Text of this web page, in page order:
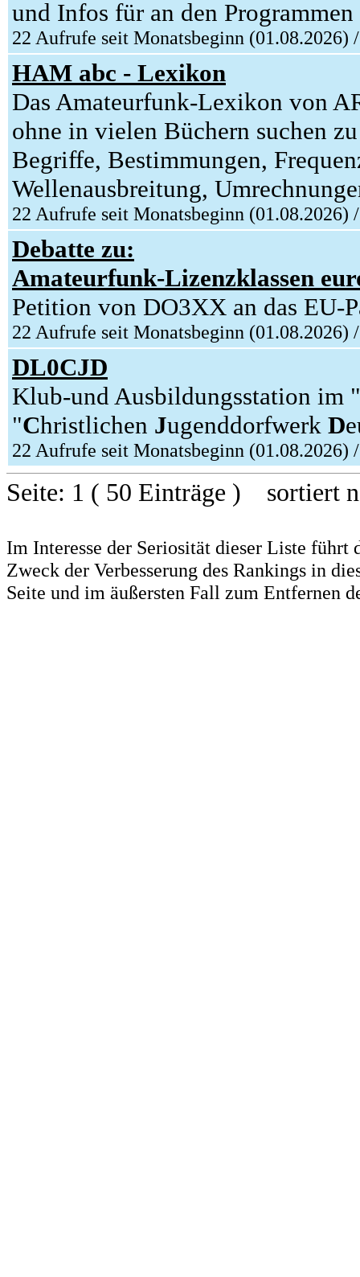
und Infos für an den Programmen
22 Aufrufe seit Monatsbeginn
HAM abc - Lexikon
Das Amateurfunk-Lexikon von
ohne in vielen Büchern suchen
Begriffe, Bestimmungen,
Wellenausbreitung,
22 Aufrufe seit Monatsbeginn
Debatte zu:
Amateurfunk-Lizenzklassen
Petition von DO3XX an das EU-
22 Aufrufe seit Monatsbeginn
DL0CJD
Klub-und Ausbildungsstation im
"Christlichen Jugenddorfwerk D
22 Aufrufe seit Monatsbeginn
Seite: 1 ( 50 Einträge ) sortiert
Im Interesse der Seriosität dieser Liste
Zweck der Verbesserung des Rankings in
Seite und im äußersten Fall zum Entfernen